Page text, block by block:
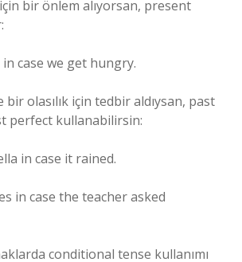
bir önlem alıyorsan, present
in case we get hungry.
bir olasılık için tedbir aldıysan, past
perfect kullanabilirsin:
in case it rained.
in case the teacher asked
conditional tense kullanımı